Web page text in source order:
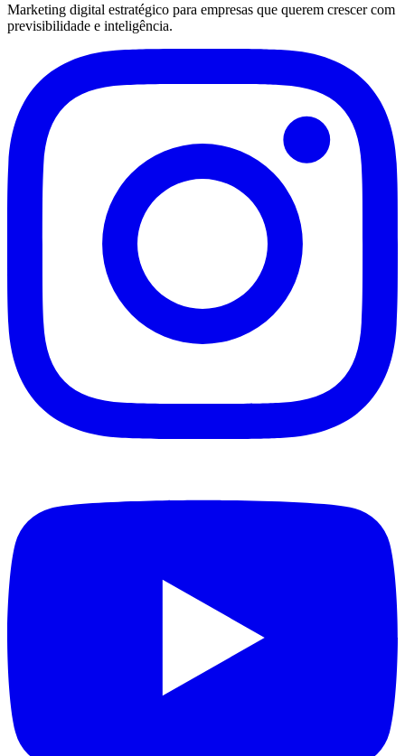
Marketing digital estratégico para empresas que querem crescer com
previsibilidade e inteligência.